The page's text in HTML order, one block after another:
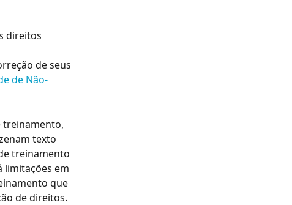
direitos
de seus
de Não-
treinamento,
texto
treinamento
limitações em
que
de direitos.